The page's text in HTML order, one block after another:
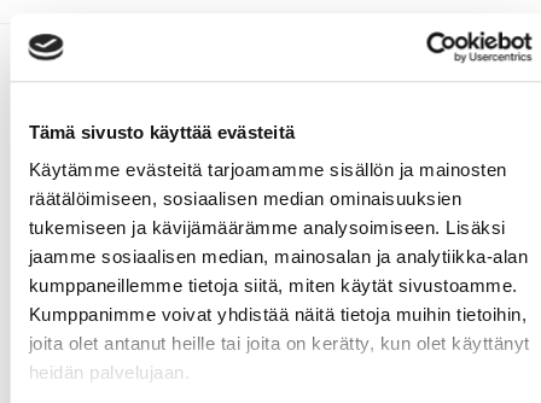
Tämä sivusto käyttää evästeitä
Käytämme evästeitä tarjoamamme sisällön ja mainosten
räätälöimiseen, sosiaalisen median ominaisuuksien
tukemiseen ja kävijämäärämme analysoimiseen. Lisäksi
jaamme sosiaalisen median, mainosalan ja analytiikka-alan
kumppaneillemme tietoja siitä, miten käytät sivustoamme.
Kumppanimme voivat yhdistää näitä tietoja muihin tietoihin,
joita olet antanut heille tai joita on kerätty, kun olet käyttänyt
heidän palvelujaan.